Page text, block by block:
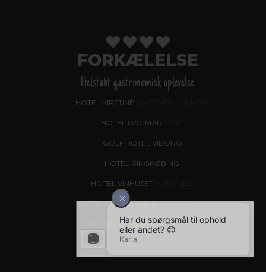
FORKÆLELSE
Helstøbt gastronomisk oplevelse
HOTEL KIRSTINE
HOTEL DAGMAR
GOLF HOTEL VIBORG
HOTEL RINGKØBING
HOTEL VINHUSET, NÆSTVED
HOTEL KRYB I LY KRO, FREDERICIA
HOTEL LIMFJORDEN, THISTED